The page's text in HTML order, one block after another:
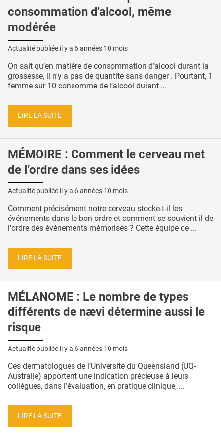
consommation d'alcool, même
modérée
Actualité publiée il y a 6 années 10 mois
On sait qu’en matière de consommation d’alcool durant la
grossesse, il n'y a pas de quantité sans danger . Pourtant, 1
femme sur 10 consomme de l’alcool durant ...
LIRE LA SUITE
MÉMOIRE : Comment le cerveau met
de l’ordre dans ses idées
Actualité publiée il y a 6 années 10 mois
Comment précisément notre cerveau stocke-t-il les
événements dans le bon ordre et comment se souvient-il de
l'ordre des événements mémorisés ? Cette équipe de ...
LIRE LA SUITE
MÉLANOME : Le nombre de types
différents de nævi détermine aussi le
risque
Actualité publiée il y a 6 années 10 mois
Ces dermatologues de l’Université du Queensland (UQ-
Australie) apportent une indication précieuse à leurs
collègues, dans l’évaluation, en pratique clinique, ...
LIRE LA SUITE